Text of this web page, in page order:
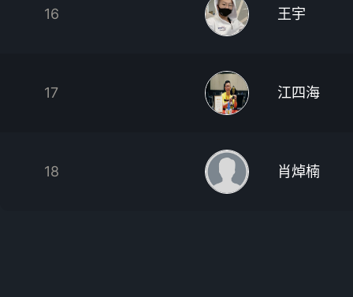
16 王宇
17 江四海
18 肖焯楠